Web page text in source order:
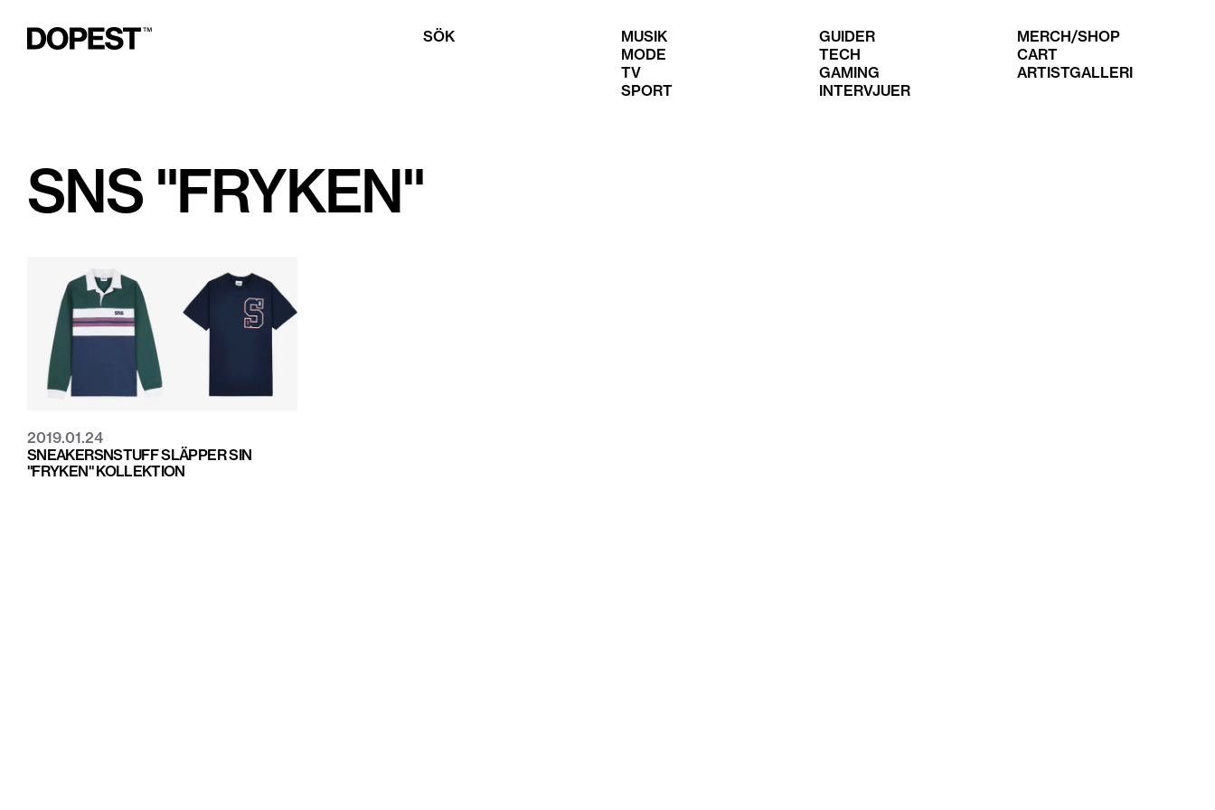
SÖK
MUSIK
MODE
TV
SPORT
GUIDER
TECH
GAMING
INTERVJUER
MERCH/SHOP
CART
ARTISTGALLERI
SNS "FRYKEN"
2019.01.24
SNEAKERSNSTUFF SLÄPPER SIN
"FRYKEN" KOLLEKTION